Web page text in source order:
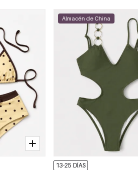
Almacén de China
13-25 DÍAS